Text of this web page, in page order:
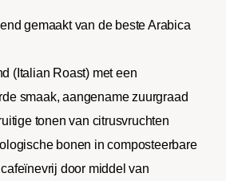
gemaakt van de beste Arabica
(Italian Roast) met een
smaak, aangename zuurgraad
tonen van citrusvruchten
bonen in composteerbare
door middel van